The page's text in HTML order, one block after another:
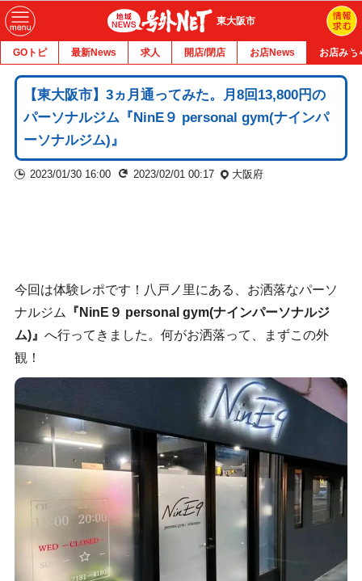
東大阪市
GOトピ 最新News 求人 開店/閉店 お店News お店みち
【東大阪市】3ヵ月通ってみた。月8回13,800円の
パーソナルジム『NinE９ personal gym(ナインパ
ーソナルジム)』
2023/01/30 16:00 2023/02/01 00:17 大阪府
今回は体験レポです！八戸ノ里にある、お洒落なパーソ
ナルジム
『NinE９ personal gym(ナインパーソナルジ
ム)』 へ行ってきました。何がお洒落って、まずこの外
観！